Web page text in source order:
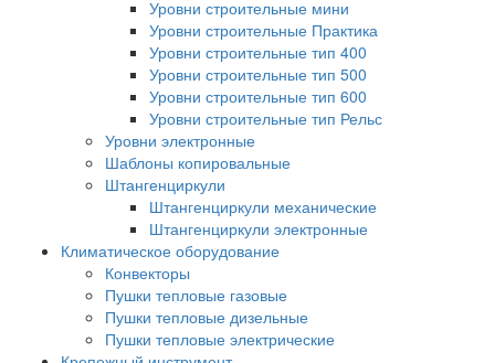
Уровни строительные мини
Уровни строительные Практика
Уровни строительные тип 400
Уровни строительные тип 500
Уровни строительные тип 600
Уровни строительные тип Рельс
Уровни электронные
Шаблоны копировальные
Штангенциркули
Штангенциркули механические
Штангенциркули электронные
Климатическое оборудование
Конвекторы
Пушки тепловые газовые
Пушки тепловые дизельные
Пушки тепловые электрические